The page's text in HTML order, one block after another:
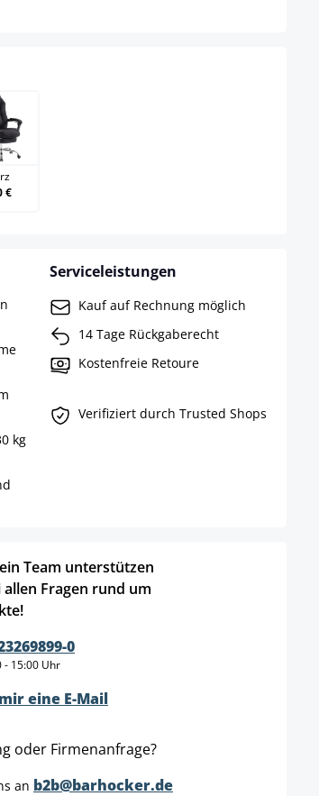
schwarz
€
kg
Serviceleistungen
Kauf auf Rechnung möglich
14 Tage Rückgaberecht
Kostenfreie Retoure
Verifiziert durch Trusted Shops
Team unterstützen
Fragen rund um
0
- 15:00 Uhr
eine E-Mail
oder Firmenanfrage?
an b2b@barhocker.de